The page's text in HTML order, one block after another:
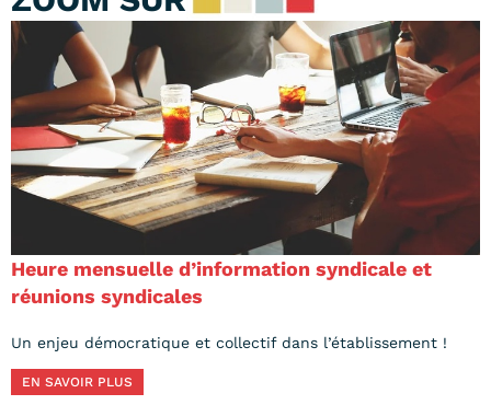
Heure mensuelle d’information syndicale et
réunions syndicales
Un enjeu démocratique et collectif dans l’établissement !
EN SAVOIR PLUS